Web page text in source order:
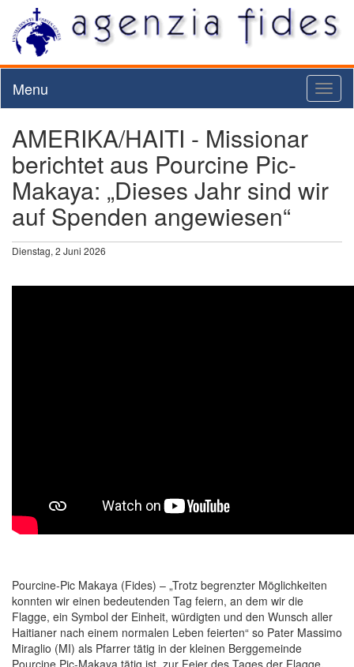
Menu
AMERIKA/HAITI - Missionar
berichtet aus Pourcine Pic-
Makaya: „Dieses Jahr sind wir
auf Spenden angewiesen“
Dienstag, 2 Juni 2026
Pourcine-Pic Makaya (Fides) – „Trotz begrenzter Möglichkeiten
konnten wir einen bedeutenden Tag feiern, an dem wir die
Flagge, ein Symbol der Einheit, würdigten und den Wunsch aller
Haitianer nach einem normalen Leben feierten“ so Pater Massimo
Miraglio (MI) als Pfarrer tätig in der kleinen Berggemeinde
Pourcine Pic-Makaya tätig ist, zur Feier des Tages der Flagge.